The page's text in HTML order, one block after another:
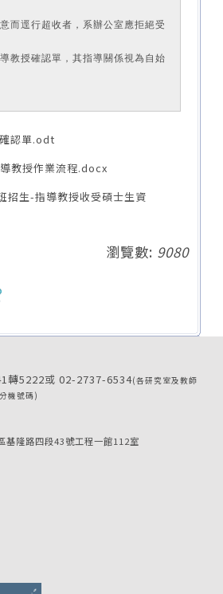
而逕行超收者，系辦公室應拒絕受
教授確認單，其指導關係視為自始
認單.odt
教授作業流程.docx
招生-指導教授收受碩士生資
瀏覽數: 9080
轉5222或 02-2737-6534(各研究室及教師
機號碼)
基隆路四段43號工程一館112室